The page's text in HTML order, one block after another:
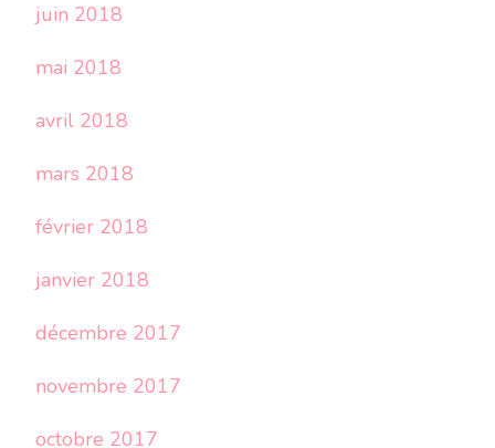
juin 2018
mai 2018
avril 2018
mars 2018
février 2018
janvier 2018
décembre 2017
novembre 2017
octobre 2017